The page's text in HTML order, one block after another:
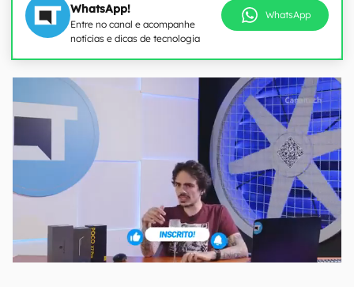
WhatsApp!
Entre no canal e acompanhe
notícias e dicas de tecnologia
WhatsApp